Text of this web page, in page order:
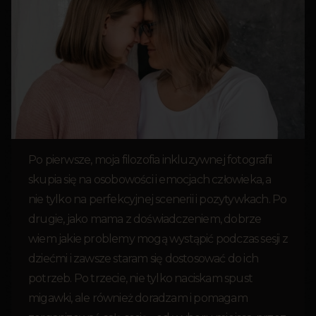
Po pierwsze, moja filozofia inkluzywnej fotografii
skupia się na osobowości i emocjach człowieka, a
nie tylko na perfekcyjnej scenerii i pozytywkach. Po
drugie, jako mama z doświadczeniem, dobrze
wiem jakie problemy mogą wystąpić podczas sesji z
dziećmi i zawsze staram się dostosować do ich
potrzeb. Po trzecie, nie tylko naciskam spust
migawki, ale również doradzam i pomagam